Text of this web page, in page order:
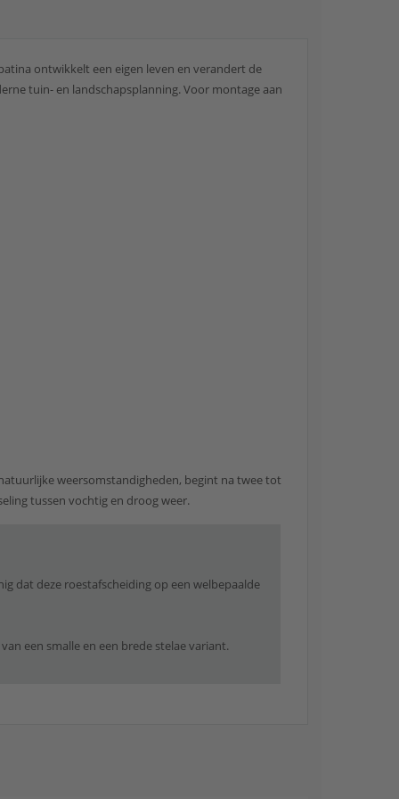
ontwikkelt een eigen leven en verandert de
tuin- en landschapsplanning. Voor montage aan
weersomstandigheden, begint na twee tot
tussen vochtig en droog weer.
dat deze roestafscheiding op een welbepaalde
een smalle en een brede stelae variant.